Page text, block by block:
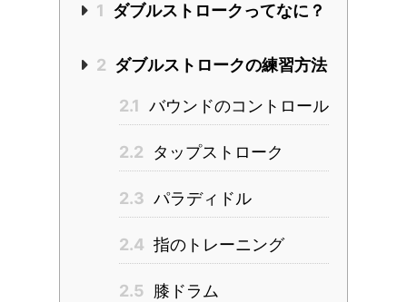
1 ダブルストロークってなに？
2 ダブルストロークの練習方法
2.1 バウンドのコントロール
2.2 タップストローク
2.3 パラディドル
2.4 指のトレーニング
2.5 膝ドラム